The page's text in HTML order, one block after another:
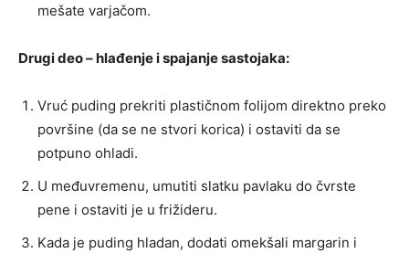
mešate varjačom.
Drugi deo – hlađenje i spajanje sastojaka:
Vruć puding prekriti plastičnom folijom direktno preko
površine (da se ne stvori korica) i ostaviti da se
potpuno ohladi.
U međuvremenu, umutiti slatku pavlaku do čvrste
pene i ostaviti je u frižideru.
Kada je puding hladan, dodati omekšali margarin i